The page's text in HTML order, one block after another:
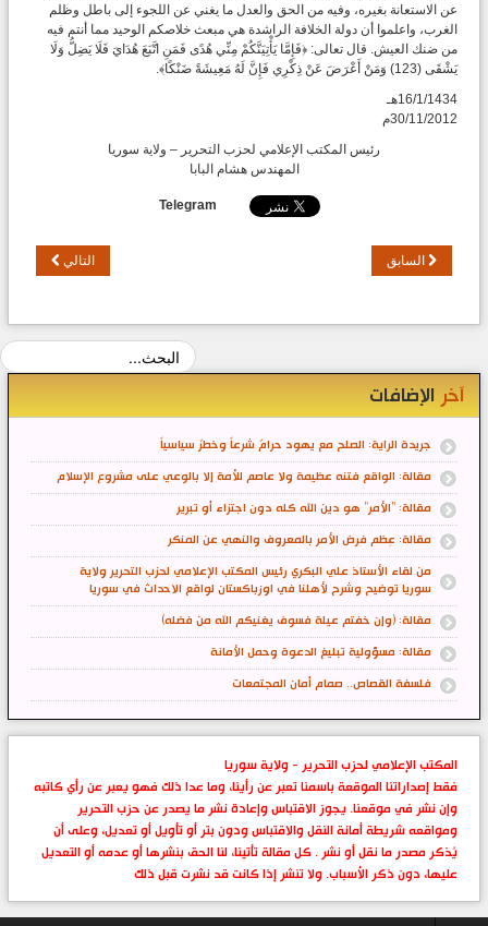
عن الاستعانة بغيره، وفيه من الحق والعدل ما يغني عن اللجوء إلى باطل وظلم
الغرب، واعلموا أن دولة الخلافة الراشدة هي مبعث خلاصكم الوحيد مما أنتم فيه
من ضنك العيش. قال تعالى: ﴿فَإِمَّا يَأْتِيَنَّكُمْ مِنِّي هُدًى فَمَنِ اتَّبَعَ هُدَايَ فَلَا يَضِلُّ وَلَا
يَشْقَى (123) وَمَنْ أَعْرَضَ عَنْ ذِكْرِي فَإِنَّ لَهُ مَعِيشَةً ضَنْكًا﴾.
16/1/1434هـ
30/11/2012م
رئيس المكتب الإعلامي لحزب التحرير – ولاية سوريا
المهندس هشام البابا
Telegram
السابق التالي
آخر الإضافات
جريدة الراية: الصلح مع يهود حرامٌ شرعاً وخطرٌ سياسياً
مقالة: الواقع فتنه عظيمة ولا عاصم للأمة إلا بالوعي على مشروع الإسلام
مقالة: "الأمر" هو دين الله كله دون اجتزاء أو تبرير
مقالة: عِظم فرض الأمر بالمعروف والنهي عن المنكر
من لقاء الأستاذ علي البكري رئيس المكتب الإعلامي لحزب التحرير ولاية
سوريا توضيح وشرح لأهلنا في اوزباكستان لواقع الاحداث في سوريا
مقالة: (وإن خفتم عيلة فسوف يغنيكم الله من فضله)
مقالة: مسؤولية تبليغ الدعوة وحمل الأمانة
فلسفة القصاص.. صمام أمان المجتمعات
المكتب الإعلامي لحزب التحرير - ولاية سوريا
فقط إصداراتنا الموقعة باسمنا تعبر عن رأينا، وما عدا ذلك فهو يعبر عن رأي كاتبه
وإن نشر في موقعنا. يجوز الاقتباس وإعادة نشر ما يصدر عن حزب التحرير
ومواقعه شريطة أمانة النقل والاقتباس ودون بتر أو تأويل أو تعديل، وعلى أن
يُذكر مصدر ما نقل أو نشر . كل مقالة تأتينا، لنا الحق بنشرها أو عدمه أو التعديل
عليها، دون ذكر الأسباب. ولا تنشر إذا كانت قد نشرت قبل ذلك